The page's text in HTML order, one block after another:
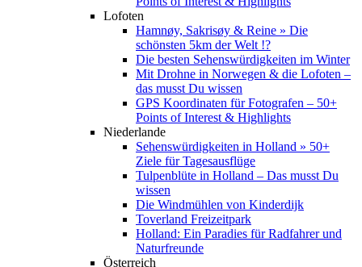
Lofoten
Hamnøy, Sakrisøy & Reine » Die
schönsten 5km der Welt !?
Die besten Sehenswürdigkeiten im Winter
Mit Drohne in Norwegen & die Lofoten –
das musst Du wissen
GPS Koordinaten für Fotografen – 50+
Points of Interest & Highlights
Niederlande
Sehenswürdigkeiten in Holland » 50+
Ziele für Tagesausflüge
Tulpenblüte in Holland – Das musst Du
wissen
Die Windmühlen von Kinderdijk
Toverland Freizeitpark
Holland: Ein Paradies für Radfahrer und
Naturfreunde
Österreich